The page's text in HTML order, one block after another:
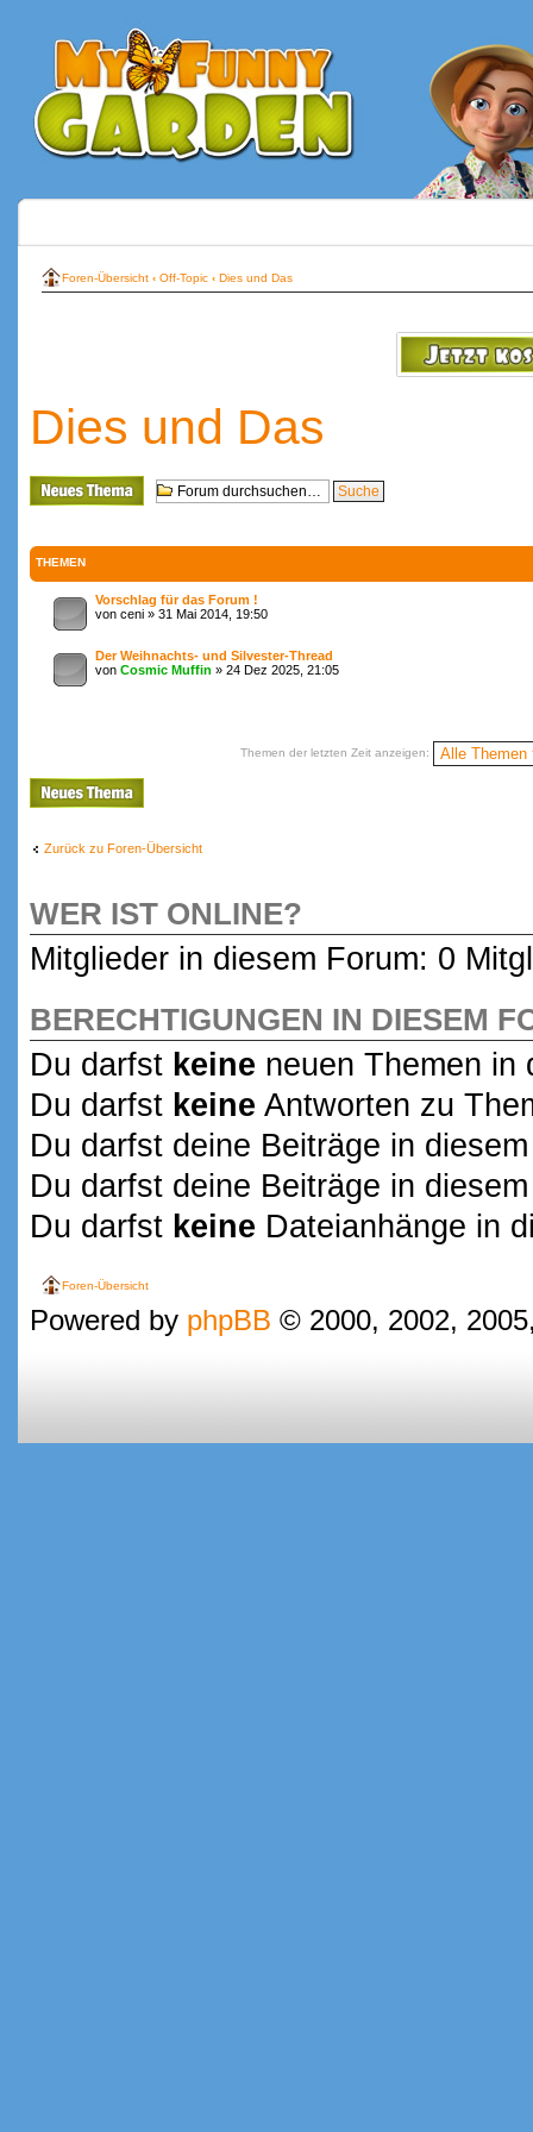
Foren-Übersicht ‹ Off-Topic ‹ Dies und Das
Dies und Das
Neues Thema
erstellen
THEMEN
Vorschlag für das Forum !
von ceni » 31 Mai 2014, 19:50
Der Weihnachts- und Silvester-Thread
von Cosmic Muffin » 24 Dez 2025, 21:05
Themen der letzten Zeit anzeigen:
Neues Thema
erstellen
Zurück zu Foren-Übersicht
WER IST ONLINE?
Mitglieder in diesem Forum: 0
BERECHTIGUNGEN IN DIESEM
Du darfst keine neuen Themen in
Du darfst keine Antworten zu
Du darfst deine Beiträge in
Du darfst deine Beiträge in
Du darfst keine Dateianhänge in
Foren-Übersicht
Powered by phpBB © 2000, 2002,